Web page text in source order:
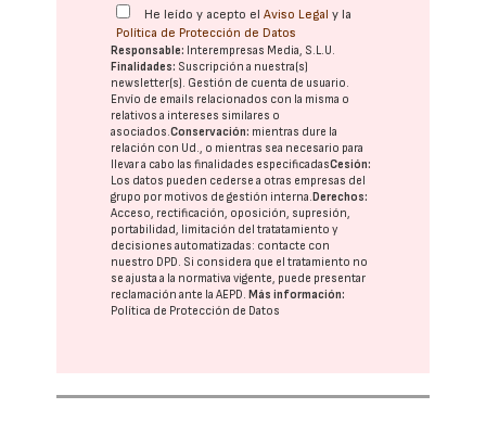
He leído y acepto elAviso Legal y la
Política de Protección de Datos
Responsable: Interempresas Media, S.L.U.
Finalidades: Suscripción a nuestra(s)
newsletter(s). Gestión de cuenta de usuario.
Envío de emails relacionados con la misma o
relativos a intereses similares o
asociados.Conservación: mientras dure la
relación con Ud., o mientras sea necesario para
llevar a cabo las finalidades especificadasCesión:
Los datos pueden cederse a otras empresas del
grupo por motivos de gestión interna.Derechos:
Acceso, rectificación, oposición, supresión,
portabilidad, limitación del tratatamiento y
decisiones automatizadas: contacte con
nuestro DPD. Si considera que el tratamiento no
se ajusta a la normativa vigente, puede presentar
reclamación ante laAEPD.Más información:
Política de Protección de Datos